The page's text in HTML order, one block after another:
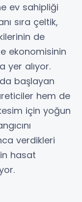
ev sahipliği
sıra çeltik,
de
ekonomisinin
yer alıyor.
başlayan
hem de
için yoğun
verdikleri
hasat